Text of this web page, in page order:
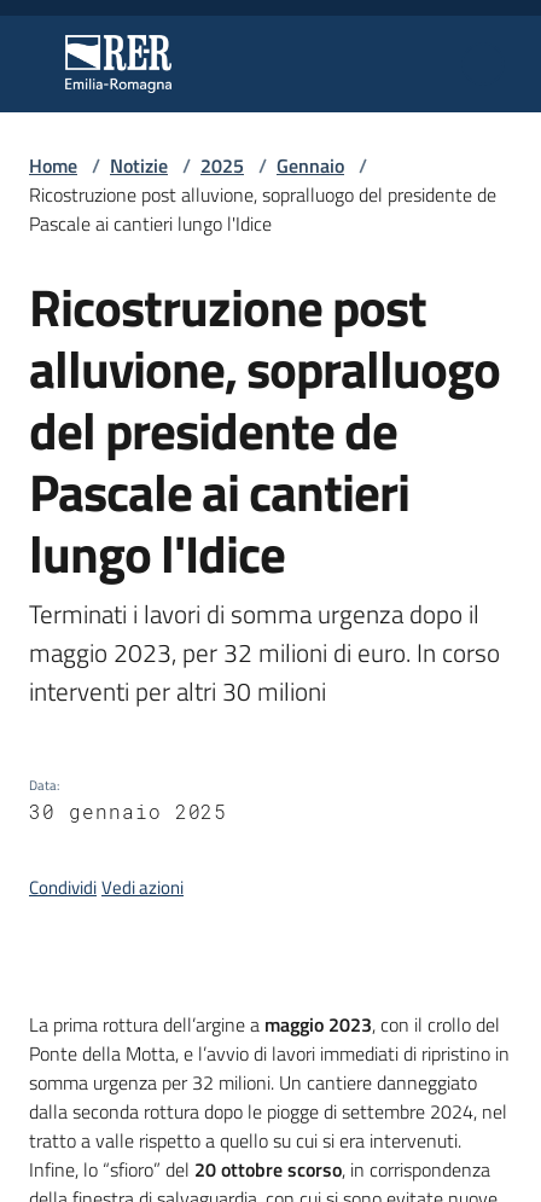
Regione Emilia-Romagna
Regione Emilia-Romagna
Regione
Novità
Servizi
Leggi
Atti
Bandi
Argomenti
di
comunicazione
Home / Notizie / 2025 / Gennaio /
Ricostruzione post alluvione, sopralluogo del presidente de
Pascale ai cantieri lungo l'Idice
Salta al contenuto
Ricostruzione post
alluvione, sopralluogo
del presidente de
Pascale ai cantieri
lungo l'Idice
Terminati i lavori di somma urgenza dopo il
maggio 2023, per 32 milioni di euro. In corso
Data:
30 gennaio 2025
CondividiVedi azioni
Introduzione
La prima rottura dell’argine a maggio 2023, con il crollo del
Ponte della Motta, e l’avvio di lavori immediati di ripristino in
somma urgenza per 32 milioni. Un cantiere danneggiato
dalla seconda rottura dopo le piogge di settembre 2024, nel
tratto a valle rispetto a quello su cui si era intervenuti.
Infine, lo “sfioro” del 20 ottobre scorso, in corrispondenza